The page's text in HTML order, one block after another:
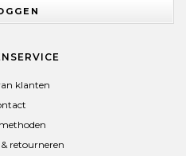
klanten
retourneren